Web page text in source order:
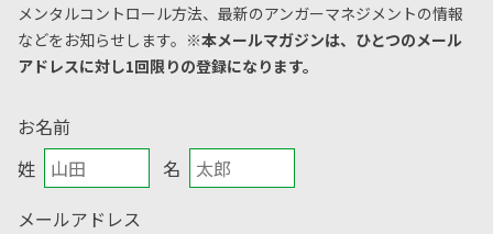
メンタルコントロール方法、 最新のアンガーマネジメントの情報
などをお知らせします。 ※本メールマガジンは、ひとつのメール
アドレスに対し1回限りの登録になります。
お名前
姓
名
メールアドレス